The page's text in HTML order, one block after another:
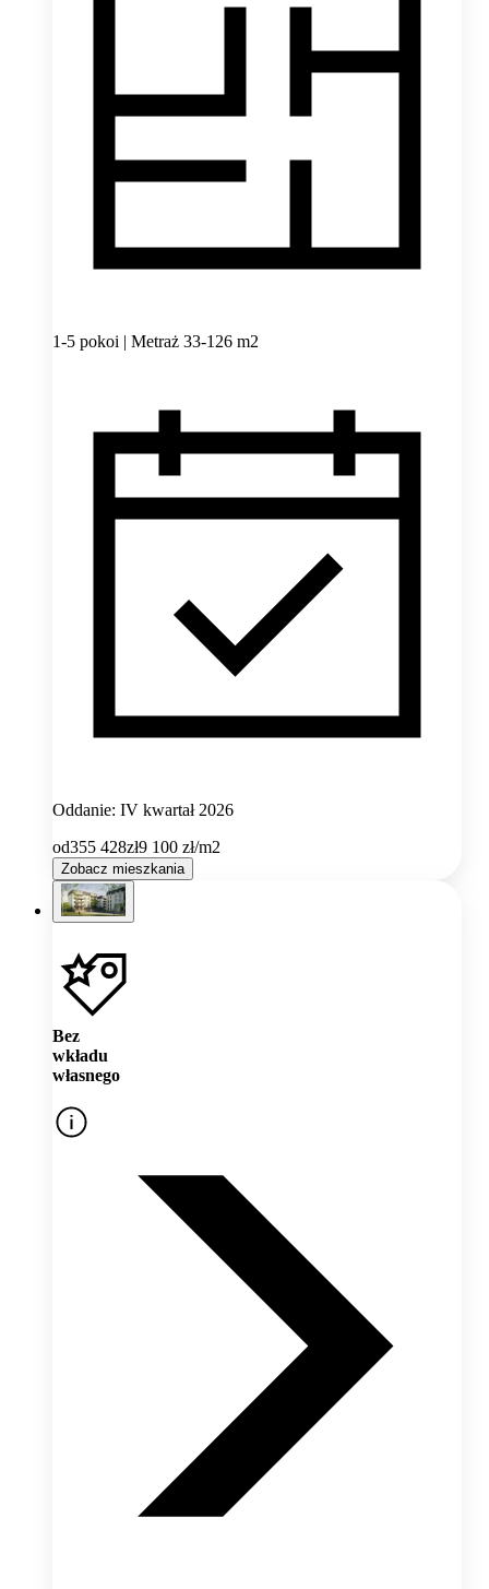
1-5 pokoi | Metraż 33-126 m2
Oddanie: IV kwartał 2026
od355 428zł9 100 zł/m2
Zobacz mieszkania
Bez
wkładu
własnego